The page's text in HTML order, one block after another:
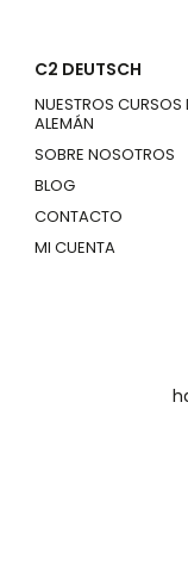
C2 DEUTSCH
NUESTROS CURSOS
ALEMÁN
SOBRE NOSOTROS
BLOG
CONTACTO
MI CUENTA